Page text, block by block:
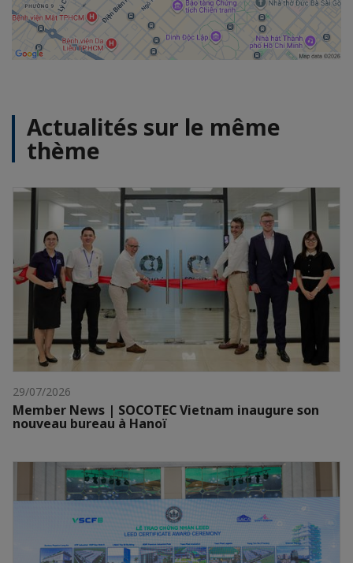
Actualités sur le même
thème
29/07/2026
Member News | SOCOTEC Vietnam inaugure son
nouveau bureau à Hanoï